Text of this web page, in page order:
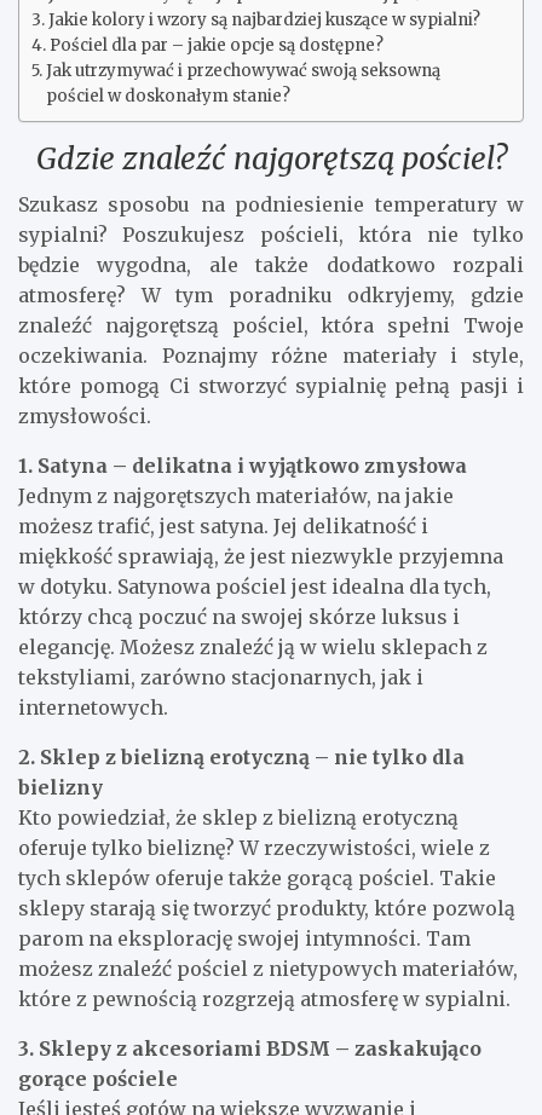
Jakie kolory i wzory są najbardziej kuszące w sypialni?
Pościel dla par – jakie opcje są dostępne?
Jak utrzymywać i przechowywać swoją seksowną
pościel w doskonałym stanie?
Gdzie znaleźć najgorętszą pościel?
Szukasz sposobu na podniesienie temperatury w
sypialni? Poszukujesz pościeli, która nie tylko
będzie wygodna, ale także dodatkowo rozpali
atmosferę? W tym poradniku odkryjemy, gdzie
znaleźć najgorętszą pościel, która spełni Twoje
oczekiwania. Poznajmy różne materiały i style,
które pomogą Ci stworzyć sypialnię pełną pasji i
zmysłowości.
1. Satyna – delikatna i wyjątkowo zmysłowa
Jednym z najgorętszych materiałów, na jakie
możesz trafić, jest satyna. Jej delikatność i
miękkość sprawiają, że jest niezwykle przyjemna
w dotyku. Satynowa pościel jest idealna dla tych,
którzy chcą poczuć na swojej skórze luksus i
elegancję. Możesz znaleźć ją w wielu sklepach z
tekstyliami, zarówno stacjonarnych, jak i
internetowych.
2. Sklep z bielizną erotyczną – nie tylko dla
bielizny
Kto powiedział, że sklep z bielizną erotyczną
oferuje tylko bieliznę? W rzeczywistości, wiele z
tych sklepów oferuje także gorącą pościel. Takie
sklepy starają się tworzyć produkty, które pozwolą
parom na eksplorację swojej intymności. Tam
możesz znaleźć pościel z nietypowych materiałów,
które z pewnością rozgrzeją atmosferę w sypialni.
3. Sklepy z akcesoriami BDSM – zaskakująco
gorące pościele
Jeśli jesteś gotów na większe wyzwanie i